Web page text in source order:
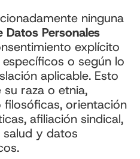
ninguna
Datos Personales
explícito
o según lo
aplicable. Esto
raza o etnia,
filosóficas, orientación
afiliación sindical,
y datos